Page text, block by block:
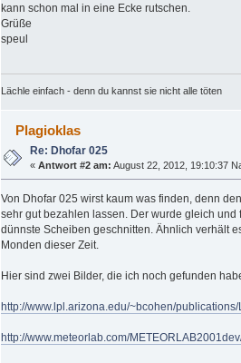
kann schon mal in eine Ecke rutschen.
Grüße
speul
Lächle einfach - denn du kannst sie nicht alle töten
Plagioklas
Re: Dhofar 025
«Antwort #2 am: August 22, 2012, 19:10:37
Von Dhofar 025 wirst kaum was finden, denn
sehr gut bezahlen lassen. Der wurde gleich und
dünnste Scheiben geschnitten. Ähnlich verhält
Monden dieser Zeit.
Hier sind zwei Bilder, die ich noch gefunden
http://www.lpl.arizona.edu/~bcohen/
http://www.meteorlab.com/